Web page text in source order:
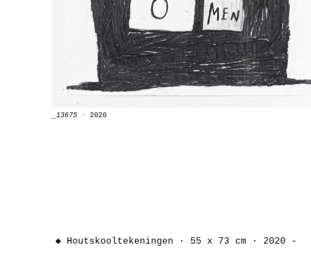
_13675 ∙ 2020
◆ Houtskooltekeningen ∙ 55 x 73 cm ∙ 2020 -